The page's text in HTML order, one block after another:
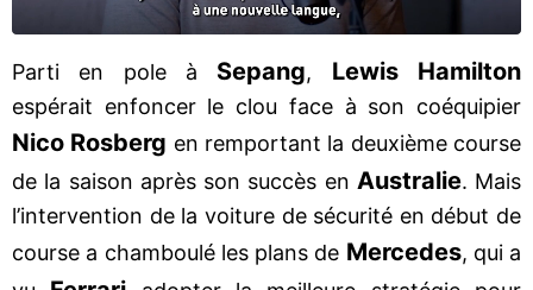
Parti en pole à Sepang, Lewis Hamilton
espérait enfoncer le clou face à son coéquipier
Nico Rosberg en remportant la deuxième course
de la saison après son succès en Australie. Mais
l’intervention de la voiture de sécurité en début de
course a chamboulé les plans de Mercedes, qui a